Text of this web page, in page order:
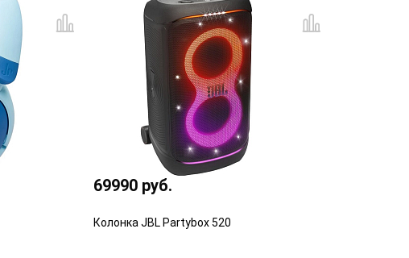
69990 руб.
Колонка JBL Partybox 520